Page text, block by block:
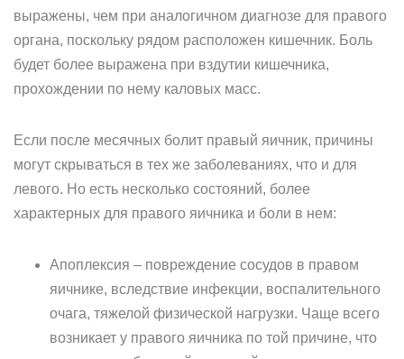
выражены, чем при аналогичном диагнозе для правого
органа, поскольку рядом расположен кишечник. Боль
будет более выражена при вздутии кишечника,
прохождении по нему каловых масс.
Если после месячных болит правый яичник, причины
могут скрываться в тех же заболеваниях, что и для
левого. Но есть несколько состояний, более
характерных для правого яичника и боли в нем:
Апоплексия – повреждение сосудов в правом
яичнике, вследствие инфекции, воспалительного
очага, тяжелой физической нагрузки. Чаще всего
возникает у правого яичника по той причине, что